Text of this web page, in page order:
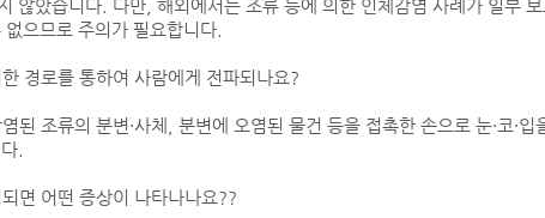
않았습니다. 다만, 해외에서는 조류 등에 의한 인체감염 사례가 일부
으므로 주의가 필요합니다.
경로를 통하여 사람에게 전파되나요?
된 조류의 분변·사체, 분변에 오염된 물건 등을 접촉한 손으로 눈·코·입
.
면 어떤 증상이 나타나나요??